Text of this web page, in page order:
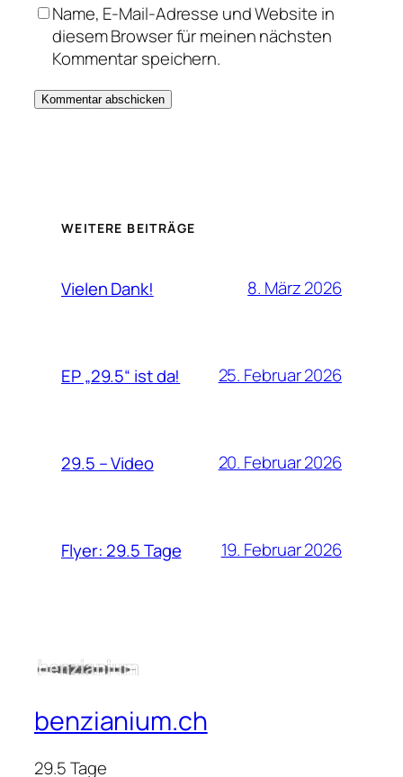
Name, E-Mail-Adresse und Website in
diesem Browser für meinen nächsten
Kommentar speichern.
WEITERE BEITRÄGE
Vielen Dank! 8. März 2026
EP „29.5“ ist da! 25. Februar 2026
29.5 – Video 20. Februar 2026
Flyer: 29.5 Tage 19. Februar 2026
benzianium.ch
29.5 Tage